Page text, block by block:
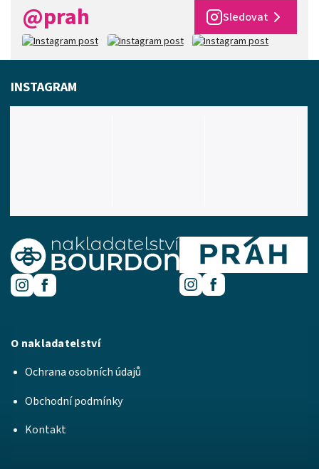
@prah Sledovat
O nakladatelství
Ochrana osobních údajů
Obchodní podmínky
Kontakt
INSTAGRAM